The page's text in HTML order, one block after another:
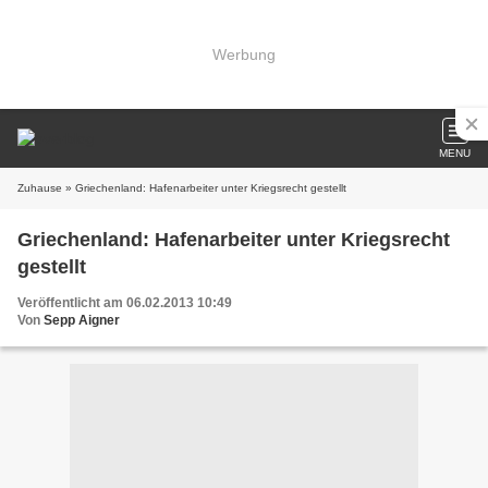
Werbung
MENU
Zuhause » Griechenland: Hafenarbeiter unter Kriegsrecht gestellt
Griechenland: Hafenarbeiter unter Kriegsrecht
gestellt
Veröffentlicht am 06.02.2013 10:49
Von Sepp Aigner